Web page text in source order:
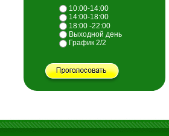
10:00-14:00
14:00-18:00
18:00 -22:00
Выходной день
График 2/2